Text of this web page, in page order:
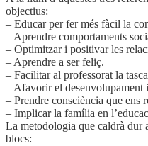
objectius:
– Educar per fer més fàcil la
– Aprendre comportaments
– Optimitzar i positivar les
– Aprendre a ser feliç.
– Facilitar al professorat la
– Afavorir el desenvolupament
– Prendre consciència que ens
– Implicar la família en
La metodologia que caldrà dur
blocs: